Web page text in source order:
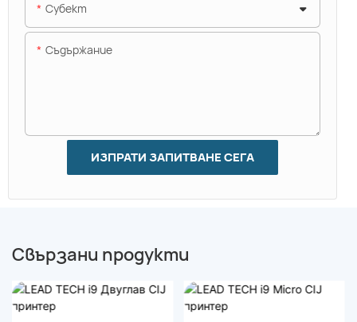
Субект
Съдържание
ИЗПРАТИ ЗАПИТВАНЕ СЕГА
Свързани продукти